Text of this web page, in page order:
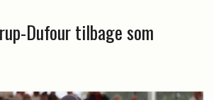
Dufour tilbage som